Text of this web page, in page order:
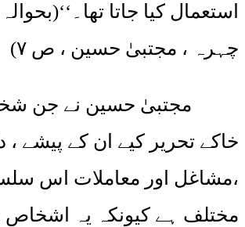
استعمال کیا جاتا
چہرہ ، مجتبیٰ حسین ، ص ۷)
مجتبیٰ حسین نے جن
خاکے تحریر کیے ان کے پیشے ،
،مشاغل اور معاملات اس
مختلف ہے کیونکہ یہ